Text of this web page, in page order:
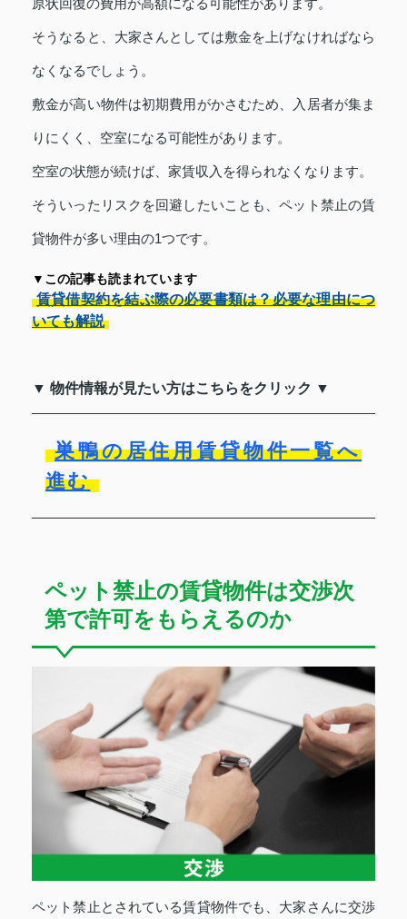
そうなると、大家さんとしては敷金を上げなければなら
なくなるでしょう。
敷金が高い物件は初期費用がかさむため、入居者が集ま
りにくく、空室になる可能性があります。
空室の状態が続けば、家賃収入を得られなくなります。
そういったリスクを回避したいことも、ペット禁止の賃
貸物件が多い理由の1つです。
▼この記事も読まれています
賃貸借契約を結ぶ際の必要書類は？必要な理由につ
いても解説
▼ 物件情報が見たい方はこちらをクリック ▼
巣鴨の居住用賃貸物件一覧へ
進む
ペット禁止の賃貸物件は交渉次
第で許可をもらえるのか
ペット禁止とされている賃貸物件でも、大家さんに交渉